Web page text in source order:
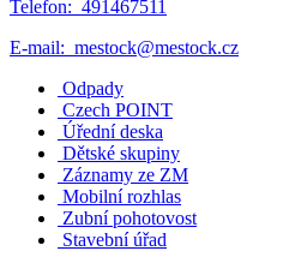
Telefon: 491467511
E-mail: mestock@mestock.cz
Odpady
Czech POINT
Úřední deska
Dětské skupiny
Záznamy ze ZM
Mobilní rozhlas
Zubní pohotovost
Stavební úřad